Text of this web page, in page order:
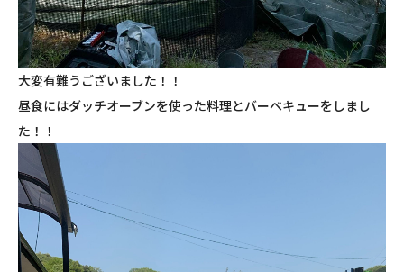
大変有難うございました！！
昼食にはダッチオーブンを使った料理とバーベキューをしまし
た！！